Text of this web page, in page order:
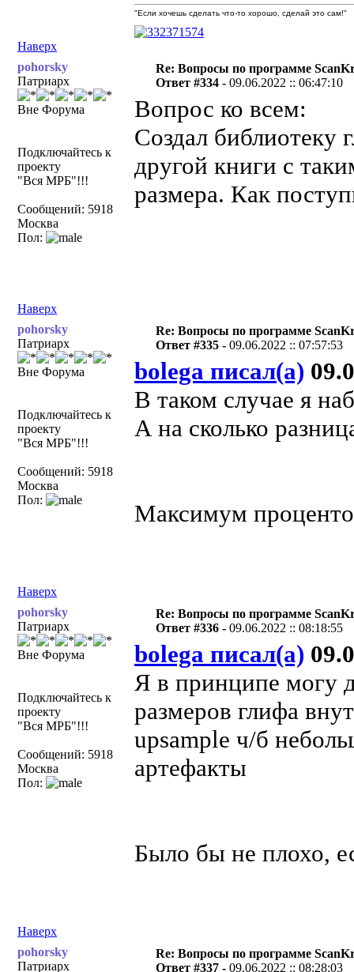
Наверх
"Если хочешь сделать что-то хорошо, сделай это сам!"
pohorsky
Патриарх
Вне Форума
Подключайтесь к
проекту
"Вся МРБ"!!!
Сообщений: 5918
Москва
Пол:
Re: Вопросы по программе
Ответ #334 -09.06.2022 :: 06:47:10
Вопрос ко всем:
Создал библиотеку
другой книги с
размера. Как
Наверх
pohorsky
Патриарх
Вне Форума
Подключайтесь к
проекту
"Вся МРБ"!!!
Сообщений: 5918
Москва
Пол:
Re: Вопросы по программе
Ответ #335 -09.06.2022 :: 07:57:53
bolega писал(а)
В таком случае я
А на сколько
Максимум
Наверх
pohorsky
Патриарх
Вне Форума
Подключайтесь к
проекту
"Вся МРБ"!!!
Сообщений: 5918
Москва
Пол:
Re: Вопросы по программе
Ответ #336 -09.06.2022 :: 08:18:55
bolega писал(а)
Я в принципе могу
размеров глифа
upsample ч/б
артефакты
Было бы не плохо,
Наверх
pohorsky
Патриарх
Re: Вопросы по программе
Ответ #337 -09.06.2022 :: 08:28:03